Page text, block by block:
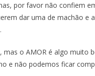
por favor não confiem
dar uma de machão e
mas o AMOR é algo muito
e não podemos ficar